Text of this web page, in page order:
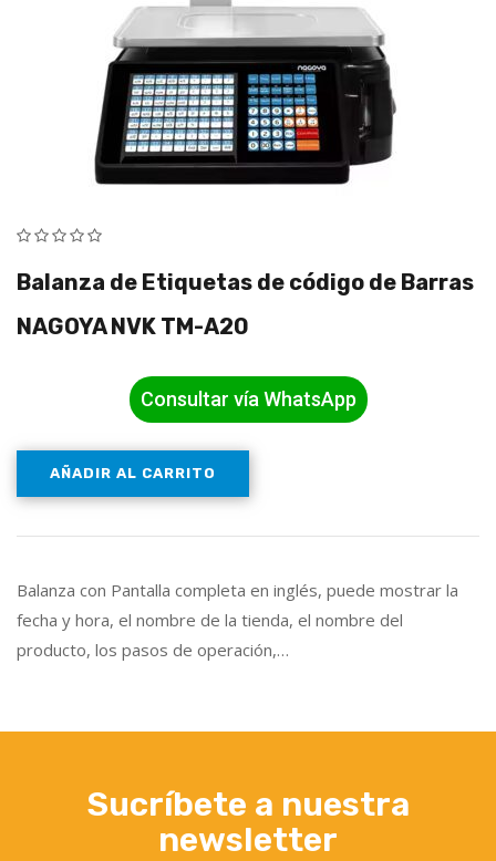
Balanza de Etiquetas de código de Barras
NAGOYA NVK TM-A20
Consultar vía WhatsApp
AÑADIR AL CARRITO
Balanza con Pantalla completa en inglés, puede mostrar la
fecha y hora, el nombre de la tienda, el nombre del
producto, los pasos de operación,…
Sucríbete a nuestra
newsletter